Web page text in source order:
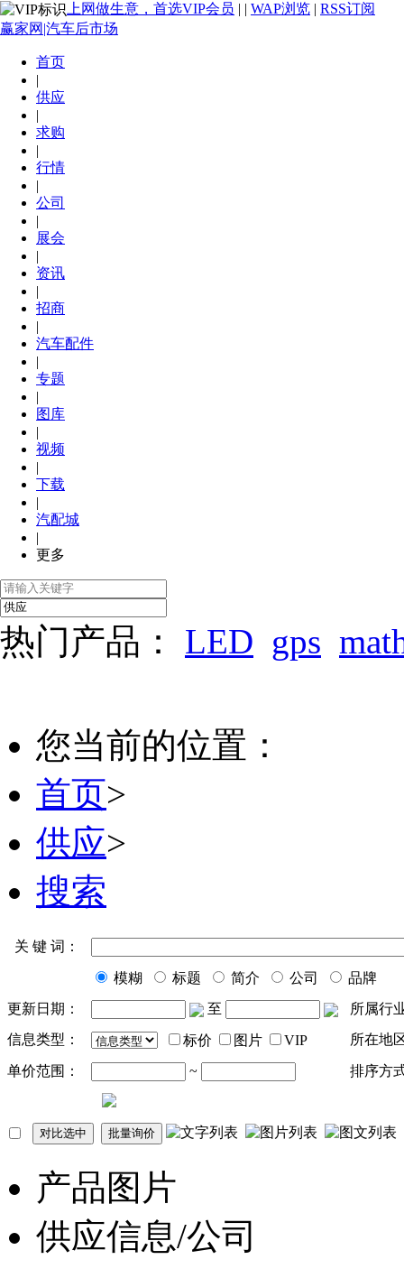
上网做生意，首选VIP会员 | | WAP浏览 | RSS订阅
赢家网|汽车后市场
首页
|
供应
|
求购
|
行情
|
公司
|
展会
|
资讯
|
招商
|
汽车配件
|
专题
|
图库
|
视频
|
下载
|
汽配城
|
更多
热门产品： LED gps
您当前的位置：
首页>
供应>
搜索
关 键 词：
模糊 标题 简介 公司
品牌
更新日期：
至
所属行
信息类型：
标价 图片 VIP 所在地
单价范围： ~ 排序方
产品图片
供应信息/公司